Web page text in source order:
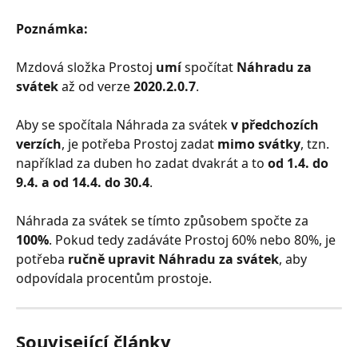
Poznámka:
Mzdová složka Prostoj umí spočítat Náhradu za
svátek až od verze 2020.2.0.7.
Aby se spočítala Náhrada za svátek v předchozích
verzích, je potřeba Prostoj zadat mimo svátky, tzn.
například za duben ho zadat dvakrát a to od 1.4. do
9.4. a od 14.4. do 30.4.
Náhrada za svátek se tímto způsobem spočte za
100%. Pokud tedy zadáváte Prostoj 60% nebo 80%, je
potřeba ručně upravit Náhradu za svátek, aby
odpovídala procentům prostoje.
Související články